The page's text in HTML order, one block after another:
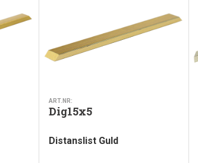
ART.NR:
Dig15x5
Distanslist Guld